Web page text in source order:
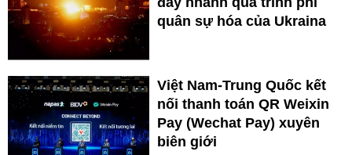
quân sự hóa của Ukraina
Việt Nam-Trung Quốc kết
nối thanh toán QR Weixin
Pay (Wechat Pay) xuyên
biên giới